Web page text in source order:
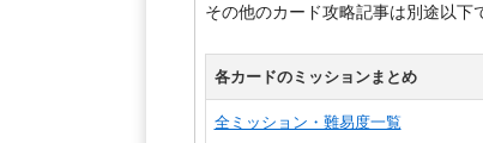
その他のカード攻略記事は別途以下
各カードのミッションまとめ
全ミッション・難易度一覧